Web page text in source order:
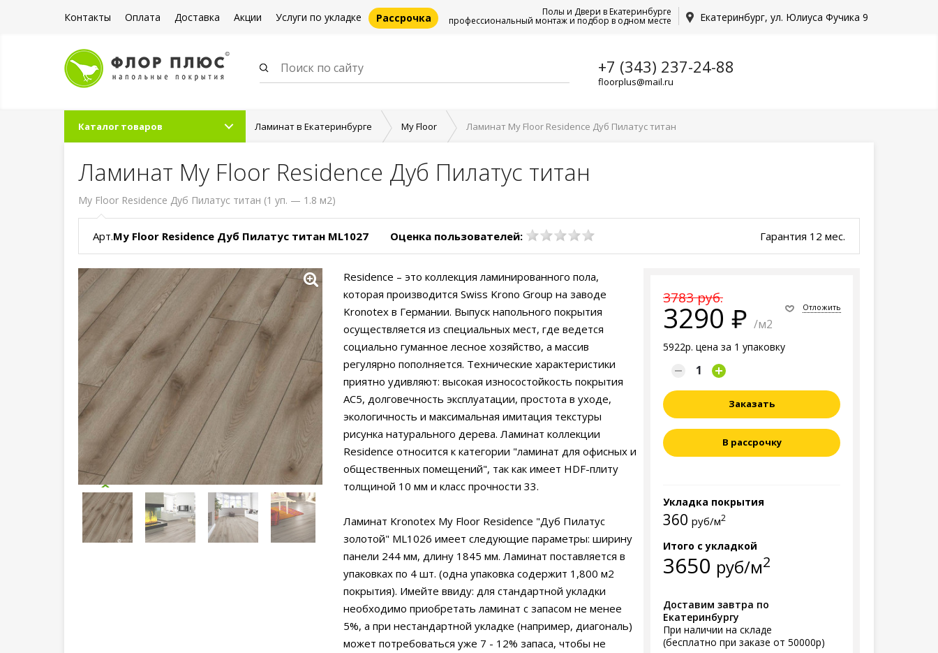
Контакты Оплата Доставка Акции Услуги по укладке Рассрочка Екатеринбург, ул. Юлиуса Фучика 9
Полы и Двери в Екатеринбурге
профессиональный монтаж и подбор в одном месте
+7 (343) 237-24-88
floorplus@mail.ru
Каталог товаров Ламинат в Екатеринбурге My Floor Ламинат My Floor Residence Дуб Пилатус титан
Ламинат My Floor Residence Дуб Пилатус титан
My Floor Residence Дуб Пилатус титан (1 уп. — 1.8 м2)
Арт.My Floor Residence Дуб Пилатус титан ML1027 Оценка пользователей: Гарантия 12 мес.
3783 руб.
3290 /м2
5922р. цена за 1 упаковку
Отложить
Заказать
В рассрочку
Укладка покрытия
360 руб/м2
Итого с укладкой
3650 руб/м2
Доставим завтра по
Екатеринбургу
При наличии на складе
(бесплатно при заказе от 50000р)
Residence – это коллекция ламинированного пола,
которая производится Swiss Krono Group на заводе
Kronotex в Германии. Выпуск напольного покрытия
осуществляется из специальных мест, где ведется
социально гуманное лесное хозяйство, а массив
регулярно пополняется. Технические характеристики
приятно удивляют: высокая износостойкость покрытия
AC5, долговечность эксплуатации, простота в уходе,
экологичность и максимальная имитация текстуры
рисунка натурального дерева. Ламинат коллекции
Residence относится к категории "ламинат для офисных и
общественных помещений", так как имеет HDF-плиту
толщиной 10 мм и класс прочности 33.
Ламинат Kronotex My Floor Residence "Дуб Пилатус
золотой" ML1026 имеет следующие параметры: ширину
панели 244 мм, длину 1845 мм. Ламинат поставляется в
упаковках по 4 шт. (одна упаковка содержит 1,800 м2
покрытия). Имейте ввиду: для стандартной укладки
необходимо приобретать ламинат с запасом не менее
5%, а при нестандартной укладке (например, диагональ)
может потребоваться уже 7 - 12% запаса, чтобы не